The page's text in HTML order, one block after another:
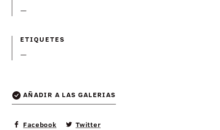
—
ETIQUETES
—
AÑADIR A LAS GALERIAS
Facebook Twitter